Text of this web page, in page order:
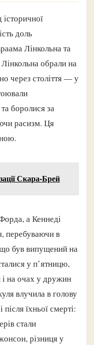
доль
Лінкольна та
обрали на
через століття — у
боролися за
расизм. Ця
Скара-Брей
а Кеннеді
перебуваючи в
був випущений на
у п’ятницю,
на очах у дружин
влучила в голову
їхньої смерті:
стали
різниця у